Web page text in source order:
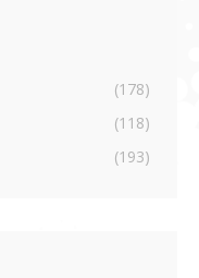
(178)
(118)
(193)